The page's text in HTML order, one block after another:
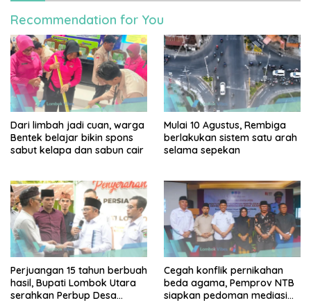
Recommendation for You
Dari limbah jadi cuan, warga
Bentek belajar bikin spons
sabut kelapa dan sabun cair
Mulai 10 Agustus, Rembiga
berlakukan sistem satu arah
selama sepekan
Perjuangan 15 tahun berbuah
hasil, Bupati Lombok Utara
serahkan Perbup Desa
Cegah konflik pernikahan
beda agama, Pemprov NTB
siapkan pedoman mediasi